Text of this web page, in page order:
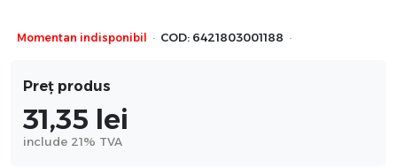
Momentan indisponibil · COD: 6421803001188 ·
Preț produs
31,35 lei
include 21% TVA